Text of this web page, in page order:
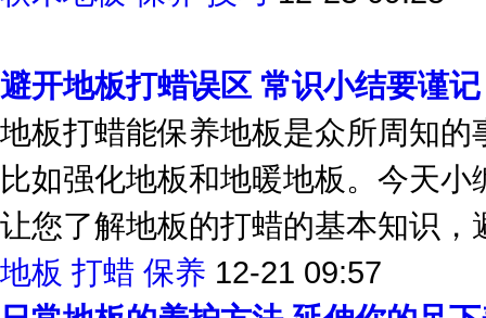
软木地板 保养 技巧
避开地板打蜡误区 常识小结要谨记
地板打蜡能保养地板是众所周知
比如强化地板和地暖地板。今天
让您了解地板的打蜡的基本知识
地板 打蜡 保养 12-21 09:57